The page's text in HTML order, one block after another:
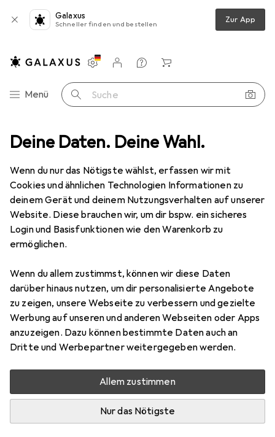
Deine Daten. Deine Wahl.
Wenn du nur das Nötigste wählst, erfassen wir mit
Cookies und ähnlichen Technologien Informationen zu
deinem Gerät und deinem Nutzungsverhalten auf unserer
Website. Diese brauchen wir, um dir bspw. ein sicheres
Login und Basisfunktionen wie den Warenkorb zu
ermöglichen.
Wenn du allem zustimmst, können wir diese Daten
darüber hinaus nutzen, um dir personalisierte Angebote
zu zeigen, unsere Webseite zu verbessern und gezielte
Werbung auf unseren und anderen Webseiten oder Apps
anzuzeigen. Dazu können bestimmte Daten auch an
Dritte und Werbepartner weitergegeben werden.
Allem zustimmen
Nur das Nötigste
Galaxus
Schneller finden und bestellen Zur App
Navigation nach Kategorien
Menü Suche
Einstellungen
Kundenkonto
Vergleichslisten
Merklisten
Warenkorb
Grill Zubehör Grill Pizza Zubehör Relaxdays Pizzateller
8 Bilder
RelaxdaysPizzateller
EUR
15,50
Schneller lieferbar
Angebot für
Bewertungen
Zwischen Mi, 19.8. und Di, 25.8. geliefert
Mehr als 10 Stück an Lager beim Lieferanten